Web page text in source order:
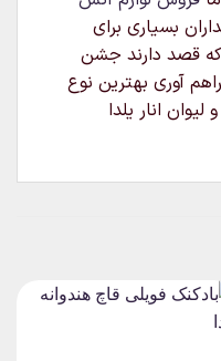
بسیاری برای
که قصد دارند جشن
آوری بهترین نوع
انار یلدا